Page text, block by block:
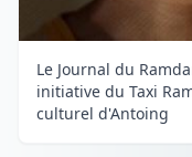
Le Journal du
initiative du Taxi
culturel d'Antoing